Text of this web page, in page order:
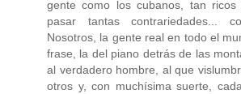
gente como los cubanos, tan
pasar tantas contrariedades...
Nosotros, la gente real en todo el
frase, la del piano detrás de las
al verdadero hombre, al que
otros y, con muchísima suerte,